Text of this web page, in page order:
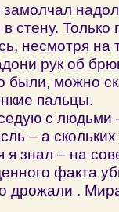
стену.
несмотря на
рук об
были, можно
пальцы.
с
– а
я знал – на
факта
дрожали .